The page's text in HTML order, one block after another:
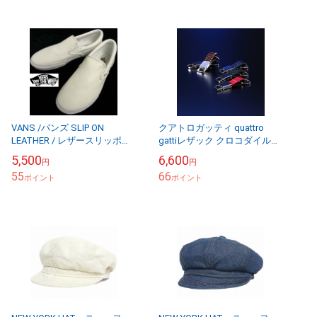
VANS /バンズ SLIP ON
LEATHER / レザースリッポン
(メンズ)【中古...
5,500円
55ポイント
クアトロガッティ quattro
gattiレザック クロコダイル本
6,600円
66ポイント